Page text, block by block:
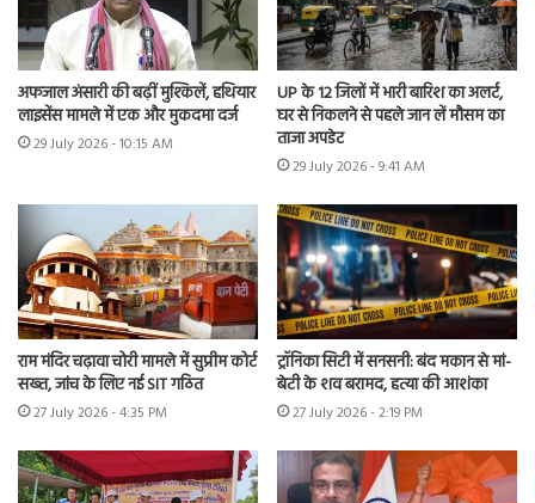
अफजाल अंसारी की बढ़ीं मुश्किलें, हथियार
लाइसेंस मामले में एक और मुकदमा दर्ज
29 July 2026 - 10:15 AM
UP के 12 जिलों में भारी बारिश का अलर्ट,
घर से निकलने से पहले जान लें मौसम का
ताजा अपडेट
29 July 2026 - 9:41 AM
राम मंदिर चढ़ावा चोरी मामले में सुप्रीम कोर्ट
सख्त, जांच के लिए नई SIT गठित
27 July 2026 - 4:35 PM
ट्रॉनिका सिटी में सनसनी: बंद मकान से मां-
बेटी के शव बरामद, हत्या की आशंका
27 July 2026 - 2:19 PM